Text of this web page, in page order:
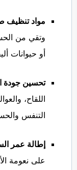
مواد تنظيف
وتقي من
أو حيوانات
تحسين جودة
اللقاح،
التنفس
إطالة عمر
على نعومة